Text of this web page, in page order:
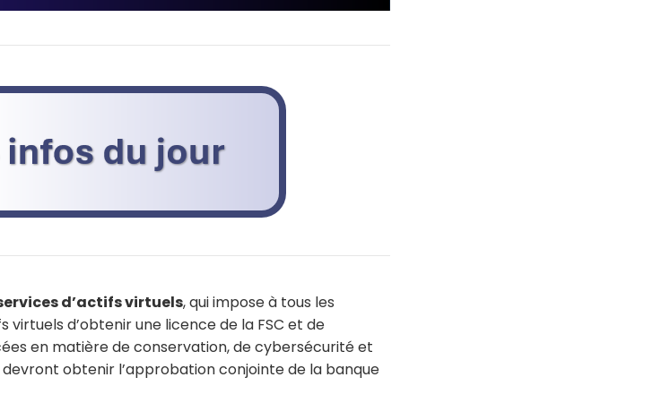
d’actifs virtuels, qui impose à tous les
d’obtenir une licence de la FSC et de
en matière de conservation, de cybersécurité et
obtenir l’approbation conjointe de la banque